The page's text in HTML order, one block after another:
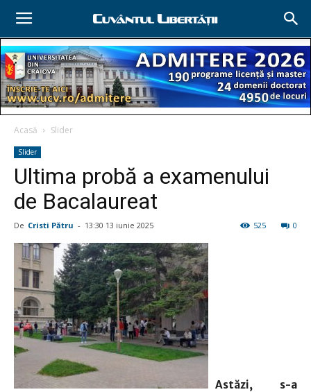
Acasă Slider
Slider
Ultima probă a examenului
de Bacalaureat
De Cristi Pătru - 13:30 13 iunie 2025 0
525
Astăzi, s-a